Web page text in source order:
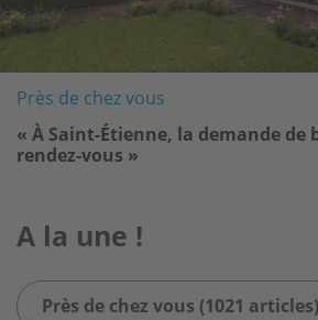
Près de chez vous
« À Saint-Étienne, la demande de
rendez-vous »
A la une !
Près de chez vous (1021 articles)